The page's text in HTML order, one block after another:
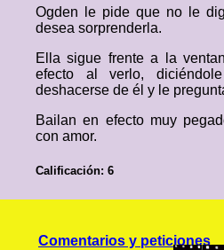
Ogden le pide que no le
desea sorprenderla.
Ella sigue frente a la
efecto al verlo,
deshacerse de él y le
Bailan en efecto muy
con amor.
Calificación: 6
Comentarios y peticiones